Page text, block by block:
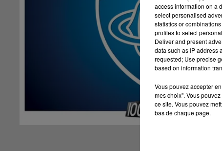
access information on a
select personalised
statistics or
profiles to select
Deliver and present
data such as IP address
requested; Use precise
based on information
Vous pouvez accepter
mes choix". Vous
ce site. Vous pouvez
bas de chaque page.